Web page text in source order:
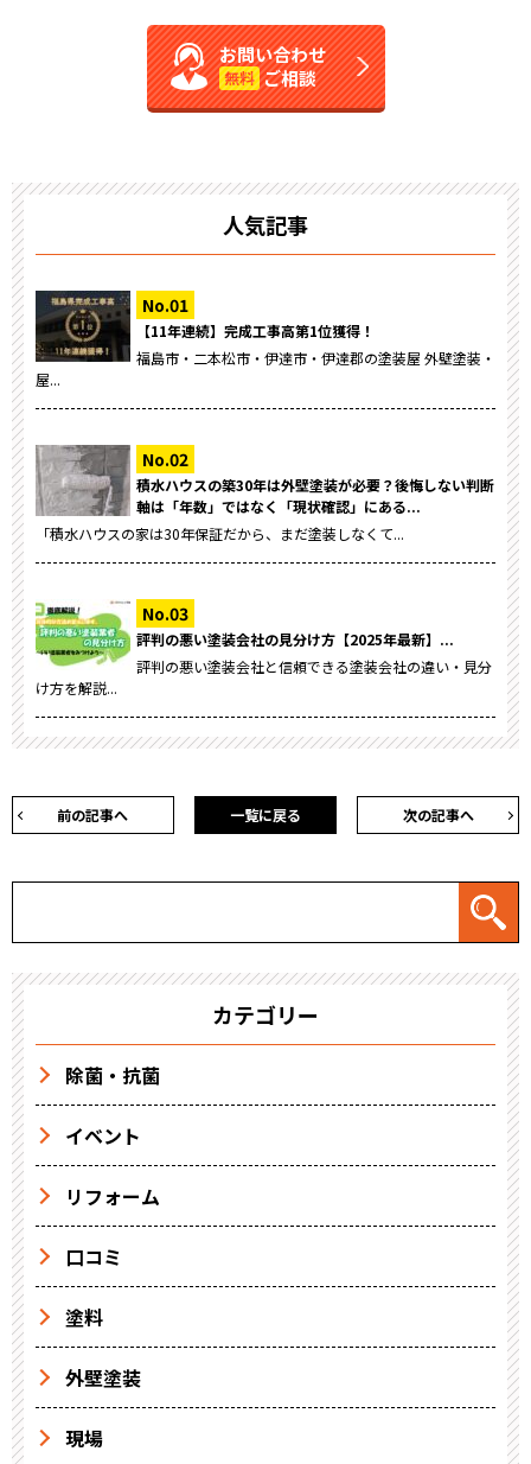
お問い合わせ
無料 ご相談
人気記事
【11年連続】完成工事高第1位獲得！
福島市・二本松市・伊達市・伊達郡の塗装屋 外壁塗装・
屋...
積水ハウスの築30年は外壁塗装が必要？後悔しない判断
軸は「年数」ではなく「現状確認」にある...
「積水ハウスの家は30年保証だから、まだ塗装しなくて...
評判の悪い塗装会社の見分け方【2025年最新】...
評判の悪い塗装会社と信頼できる塗装会社の違い・見分
け方を解説...
前の記事へ 次の記事へ
一覧に戻る
カテゴリー
除菌・抗菌
イベント
リフォーム
口コミ
塗料
外壁塗装
現場